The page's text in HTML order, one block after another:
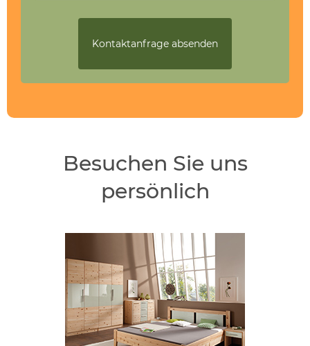
Besuchen Sie uns
persönlich